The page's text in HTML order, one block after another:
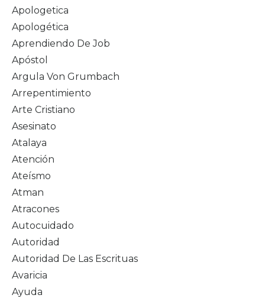
Apologetica
Apologética
Aprendiendo De Job
Apóstol
Argula Von Grumbach
Arrepentimiento
Arte Cristiano
Asesinato
Atalaya
Atención
Ateísmo
Atman
Atracones
Autocuidado
Autoridad
Autoridad De Las Escrituas
Avaricia
Ayuda